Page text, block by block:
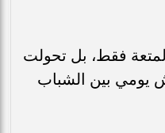
فقط، بل تحولت
يومي بين الشباب